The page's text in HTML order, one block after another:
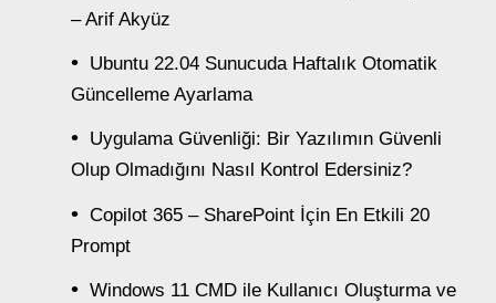
– Arif Akyüz
Ubuntu 22.04 Sunucuda Haftalık Otomatik
Güncelleme Ayarlama
Uygulama Güvenliği: Bir Yazılımın Güvenli
Olup Olmadığını Nasıl Kontrol Edersiniz?
Copilot 365 – SharePoint İçin En Etkili 20
Prompt
Windows 11 CMD ile Kullanıcı Oluşturma ve